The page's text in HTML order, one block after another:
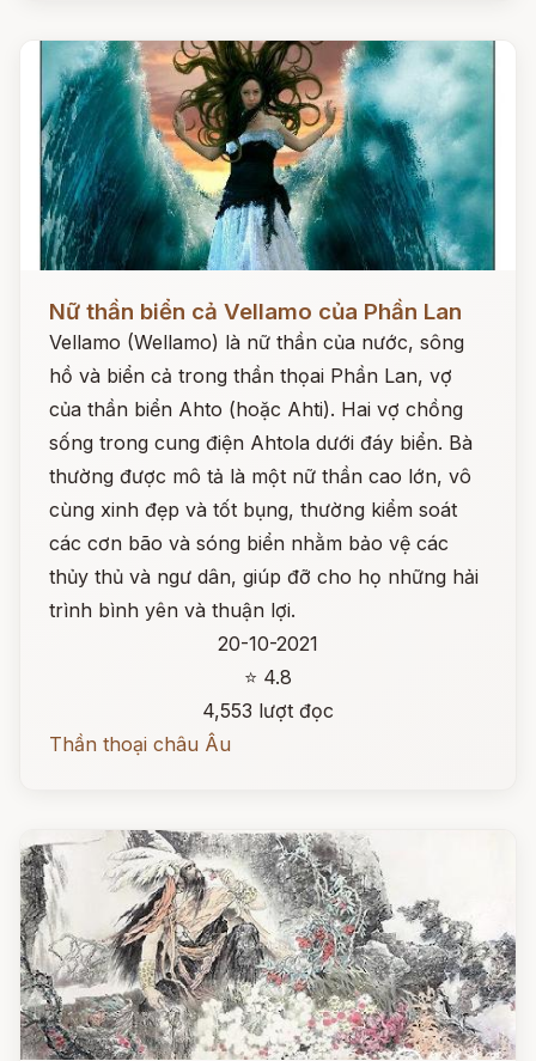
Nữ thần biển cả Vellamo của Phần Lan
Vellamo (Wellamo) là nữ thần của nước, sông
hồ và biển cả trong thần thọai Phần Lan, vợ
của thần biển Ahto (hoặc Ahti). Hai vợ chồng
sống trong cung điện Ahtola dưới đáy biển. Bà
thường được mô tả là một nữ thần cao lớn, vô
cùng xinh đẹp và tốt bụng, thường kiểm soát
các cơn bão và sóng biển nhằm bảo vệ các
thủy thủ và ngư dân, giúp đỡ cho họ những hải
trình bình yên và thuận lợi.
20-10-2021
⭐ 4.8
4,553 lượt đọc
Thần thoại châu Âu